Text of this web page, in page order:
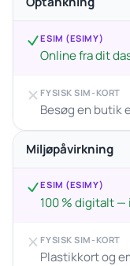
ESIM (ESIMY)
Online fra dit
FYSISK SIM-KORT
Besøg en butik
Miljøpåvirkning
ESIM (ESIMY)
100 % digitalt
FYSISK SIM-KORT
Plastikkort og